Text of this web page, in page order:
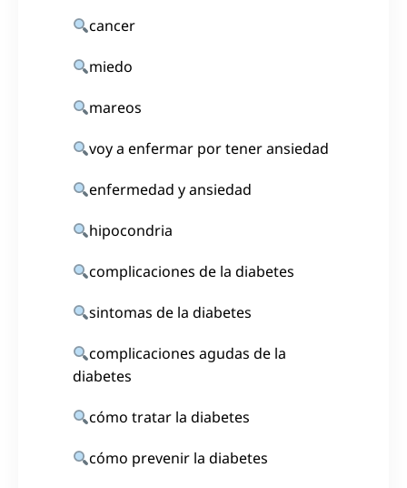
cancer
miedo
mareos
voy a enfermar por tener ansiedad
enfermedad y ansiedad
hipocondria
complicaciones de la diabetes
sintomas de la diabetes
complicaciones agudas de la
diabetes
cómo tratar la diabetes
cómo prevenir la diabetes